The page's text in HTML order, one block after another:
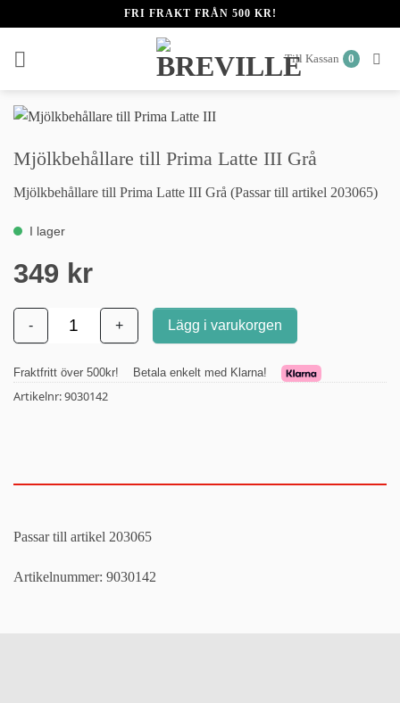
to
content
FRI FRAKT FRÅN 500 KR!
Till Kassan 0
Mjölkbehållare till Prima Latte III Grå
Mjölkbehållare till Prima Latte III Grå (Passar till artikel 203065)
Artikelnr:9030142
Passar till artikel 203065
Artikelnummer: 9030142